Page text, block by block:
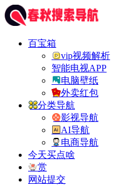
百宝箱
vip视频解析
智能电视APP
电脑壁纸
外卖红包
分类导航
影视导航
AI导航
电商导航
今天买点啥
赏
网站提交